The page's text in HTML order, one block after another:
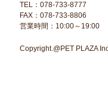
TEL：078-733-8777
FAX：078-733-8806
営業時間：10:00～19:00
Copyright.@PET PLAZA